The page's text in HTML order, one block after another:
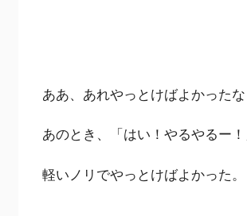
ああ、あれやっとけばよかったな
あのとき、「はい！やるやるー
軽いノリでやっとけばよかった。